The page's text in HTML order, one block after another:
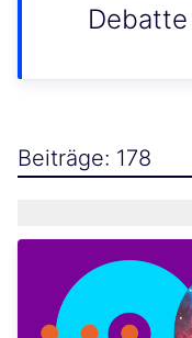
Beiträge: 178